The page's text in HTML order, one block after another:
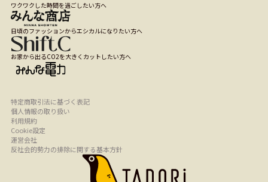
ワクワクした時間を過ごしたい方へ
日頃のファッションからエシカルになりたい方へ
お家から出るCO2を大きくカットしたい方へ
特定商取引法に基づく表記
個人情報の取り扱い
利用規約
Cookie設定
運営会社
反社会的勢力の排除に関する基本方針